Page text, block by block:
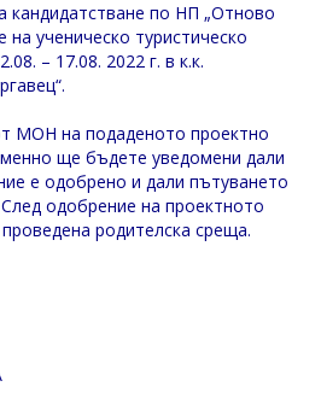
кандидатстване по НП „Отново
на ученическо туристическо
– 17.08. 2022 г. в к.к.
МОН на подаденото проектно
ще бъдете уведомени дали
е одобрено и дали пътуването
одобрение на проектното
родителска среща.